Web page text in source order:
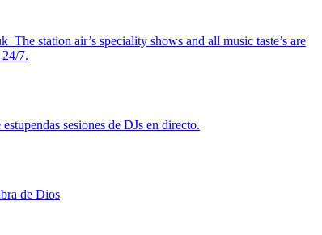
station air’s speciality shows and all music taste’s are
7.
sesiones de DJs en directo.
de Dios